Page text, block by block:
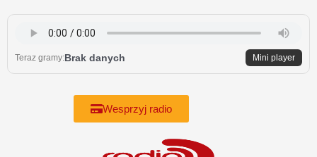
content
Teraz gramy:Brak danych Mini player
Wesprzyj radio